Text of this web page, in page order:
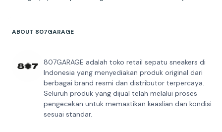
ABOUT 807GARAGE
807GARAGE adalah toko retail sepatu sneakers di
Indonesia yang menyediakan produk original dari
berbagai brand resmi dan distributor terpercaya.
Seluruh produk yang dijual telah melalui proses
pengecekan untuk memastikan keaslian dan kondisi
sesuai standar.